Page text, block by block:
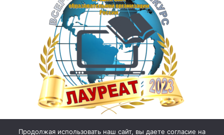
Продолжая использовать наш сайт, вы даете согласие на